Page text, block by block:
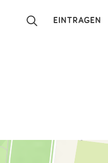
EINTRAGEN